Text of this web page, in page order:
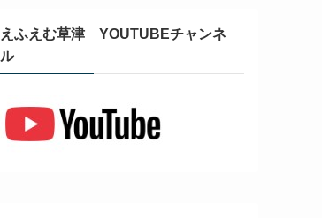
えふえむ草津 YOUTUBEチャンネ
ル